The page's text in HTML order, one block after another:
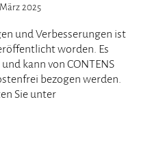
2025
und Verbesserungen ist
worden. Es
kann von CONTENS
bezogen werden.
Sie unter